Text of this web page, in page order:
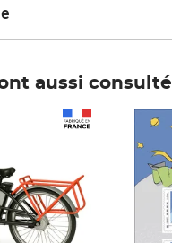
aussi consulté
Prix 7,50€